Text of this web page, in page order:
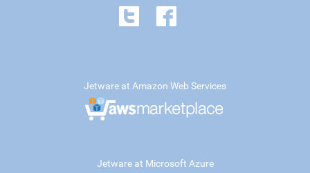
Jetware at Amazon Web Services
Jetware at Microsoft Azure